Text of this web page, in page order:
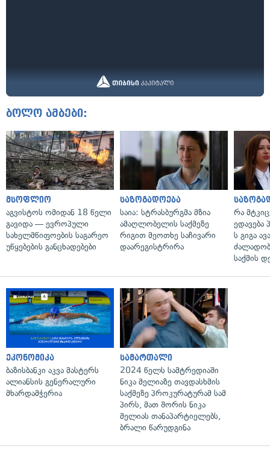
ბოლო ამბები:
მსოფლიო
აგვისტოს ომიდან 18 წელი
გავიდა — ევროპული
სახელმწიფოების საგარეო
უწყებების განცხადებები
საზოგადოება
საია: სტრასბურგმა მზია
ამაღლობელის საქმეზე
რიგით მეოთხე საჩივარი
დაარეგისტრირა
რა
ედავება
ს გიგა
საქმის
ეკონომიკა
ბაზისბანკი აკვა მასტერს
ალიანსის გენერალური
მხარდამჭერია
სამართალი
2024 წელს სამტრედიაში
ნიკა მელიაზე თავდასხმის
საქმეზე პროკურატურამ სამ
პირს, მათ შორის ნიკა
მელიას თანაპარტიელებს,
ბრალი წარუდგინა